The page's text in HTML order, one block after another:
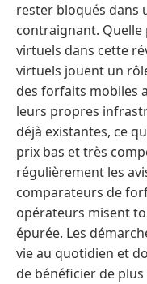
rester bloqués dans
contraignant. Quelle
virtuels dans cette
virtuels jouent un
des forfaits mobiles
leurs propres
déjà existantes, ce
prix bas et très
régulièrement les
comparateurs de
opérateurs misent
épurée. Les
vie au quotidien et
de bénéficier de